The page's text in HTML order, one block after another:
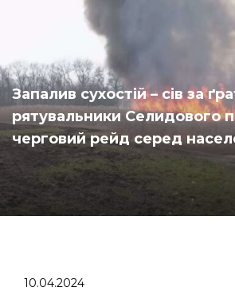
Запалив сухостій – сів за
рятувальники Селидового
черговий рейд серед
10.04.2024